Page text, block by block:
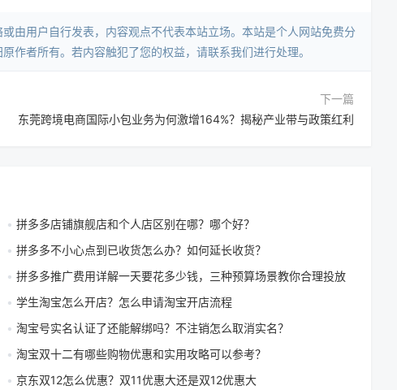
由用户自行发表，内容观点不代表本站立场。本站是个人网站免费分
作者所有。若内容触犯了您的权益，请联系我们进行处理。
下一篇
东莞跨境电商国际小包业务为何激增164%？揭秘产业带与政策红利
拼多多店铺旗舰店和个人店区别在哪？哪个好？
拼多多不小心点到已收货怎么办？如何延长收货？
拼多多推广费用详解一天要花多少钱，三种预算场景教你合理投放
学生淘宝怎么开店？怎么申请淘宝开店流程
淘宝号实名认证了还能解绑吗？不注销怎么取消实名？
淘宝双十二有哪些购物优惠和实用攻略可以参考？
京东双12怎么优惠？双11优惠大还是双12优惠大